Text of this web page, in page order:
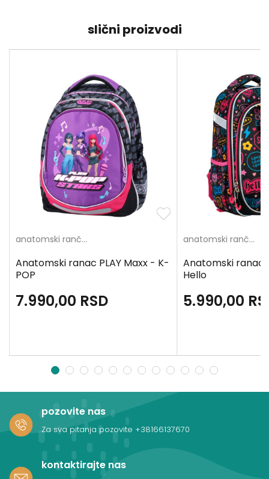
slični proizvodi
anatomski rančevi
Anatomski ranac PLAY Maxx - K-
POP
7.990,00 RSD
anatomski rančevi
Anatomski ranac
Hello
5.990,00
1 2 3 4 5 6 7 8 9 10 11 12
pozovite nas
Za sva pitanja pozovite +38166137670
kontaktirajte nas